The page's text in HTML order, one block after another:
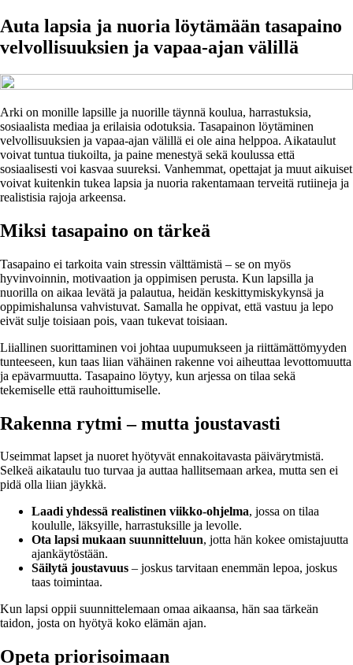
Auta lapsia ja nuoria löytämään tasapaino
velvollisuuksien ja vapaa-ajan välillä
Arki on monille lapsille ja nuorille täynnä koulua, harrastuksia,
sosiaalista mediaa ja erilaisia odotuksia. Tasapainon löytäminen
velvollisuuksien ja vapaa-ajan välillä ei ole aina helppoa. Aikataulut
voivat tuntua tiukoilta, ja paine menestyä sekä koulussa että
sosiaalisesti voi kasvaa suureksi. Vanhemmat, opettajat ja muut aikuiset
voivat kuitenkin tukea lapsia ja nuoria rakentamaan terveitä rutiineja ja
realistisia rajoja arkeensa.
Miksi tasapaino on tärkeä
Tasapaino ei tarkoita vain stressin välttämistä – se on myös
hyvinvoinnin, motivaation ja oppimisen perusta. Kun lapsilla ja
nuorilla on aikaa levätä ja palautua, heidän keskittymiskykynsä ja
oppimishalunsa vahvistuvat. Samalla he oppivat, että vastuu ja lepo
eivät sulje toisiaan pois, vaan tukevat toisiaan.
Liiallinen suorittaminen voi johtaa uupumukseen ja riittämättömyyden
tunteeseen, kun taas liian vähäinen rakenne voi aiheuttaa levottomuutta
ja epävarmuutta. Tasapaino löytyy, kun arjessa on tilaa sekä
tekemiselle että rauhoittumiselle.
Rakenna rytmi – mutta joustavasti
Useimmat lapset ja nuoret hyötyvät ennakoitavasta päivärytmistä.
Selkeä aikataulu tuo turvaa ja auttaa hallitsemaan arkea, mutta sen ei
pidä olla liian jäykkä.
Laadi yhdessä realistinen viikko-ohjelma, jossa on tilaa
koululle, läksyille, harrastuksille ja levolle.
Ota lapsi mukaan suunnitteluun, jotta hän kokee omistajuutta
ajankäytöstään.
Säilytä joustavuus – joskus tarvitaan enemmän lepoa, joskus
taas toimintaa.
Kun lapsi oppii suunnittelemaan omaa aikaansa, hän saa tärkeän
taidon, josta on hyötyä koko elämän ajan.
Opeta priorisoimaan